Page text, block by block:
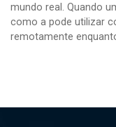
mundo real. Quando
como a pode utilizar
remotamente